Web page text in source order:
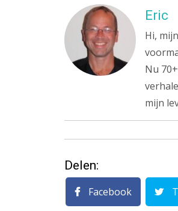
Eric
Hi,
Nu
mijn
Delen:
Facebook